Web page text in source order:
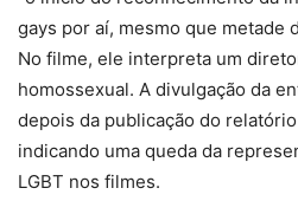
gays por aí, mesmo que metade
No filme, ele interpreta um
homossexual. A divulgação da
depois da publicação do relatório
indicando uma queda da
LGBT nos filmes.